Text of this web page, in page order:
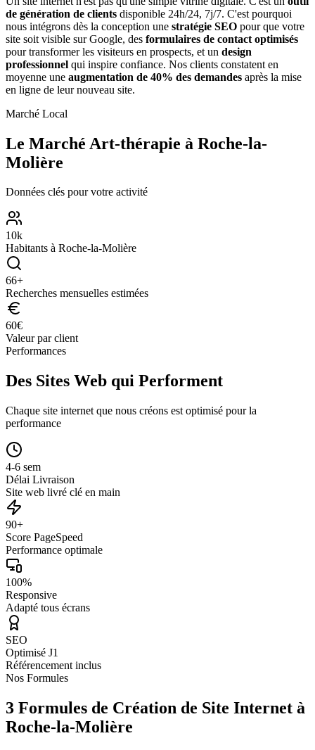
de génération de clients disponible 24h/24, 7j/7. C'est pourquoi
nous intégrons dès la conception une stratégie SEO pour que votre
site soit visible sur Google, des formulaires de contact optimisés
pour transformer les visiteurs en prospects, et un design
professionnel qui inspire confiance. Nos clients constatent en
moyenne une augmentation de 40% des demandes après la mise
en ligne de leur nouveau site.
Marché Local
Le Marché Art-thérapie à Roche-la-
Molière
Données clés pour votre activité
10k
Habitants à Roche-la-Molière
66+
Recherches mensuelles estimées
60€
Valeur par client
Performances
Des Sites Web qui Performent
Chaque site internet que nous créons est optimisé pour la
performance
4-6 sem
Délai Livraison
Site web livré clé en main
90+
Score PageSpeed
Performance optimale
100%
Responsive
Adapté tous écrans
SEO
Optimisé J1
Référencement inclus
Nos Formules
3 Formules de Création de Site Internet à
Roche-la-Molière